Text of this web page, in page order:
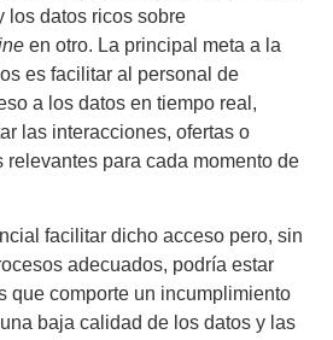
los datos ricos sobre
en otro. La principal meta a la
es facilitar al personal de
a los datos en tiempo real,
las interacciones, ofertas o
para cada momento de
facilitar dicho acceso pero, sin
adecuados, podría estar
que comporte un incumplimiento
baja calidad de los datos y las